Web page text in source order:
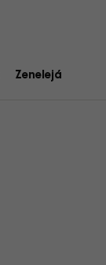
Zenelejátszók